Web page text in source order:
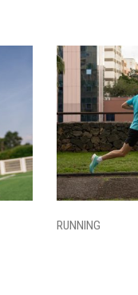
RUNNING